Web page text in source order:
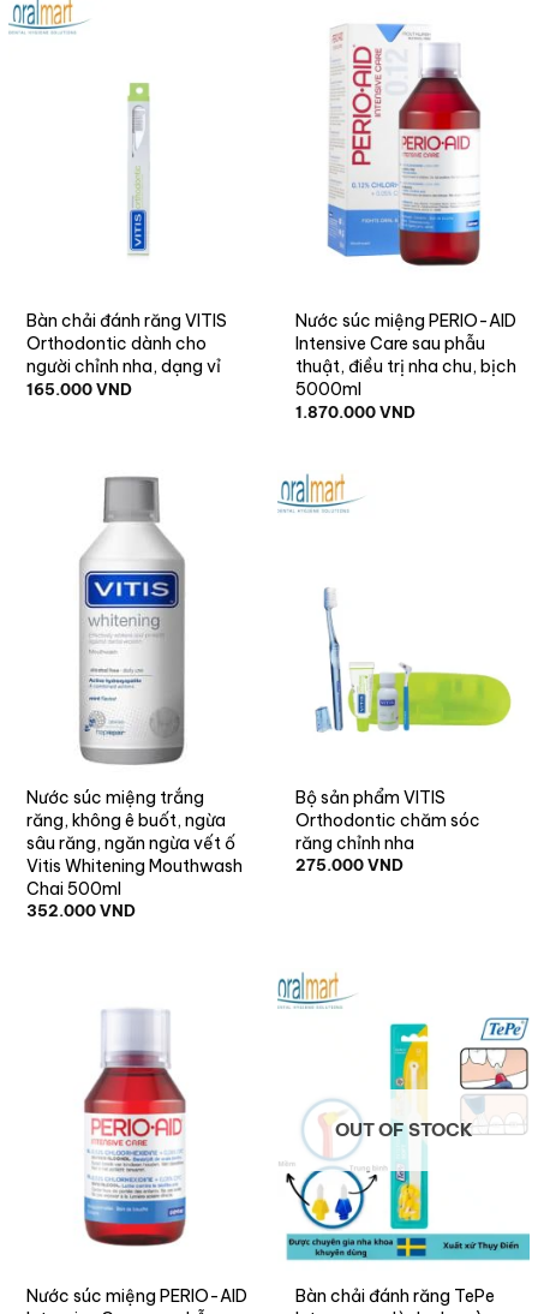
Bàn chải đánh răng VITIS
Orthodontic dành cho
người chỉnh nha, dạng vỉ
165.000VND
Nước súc miệng PERIO-AID
Intensive Care sau phẫu
thuật, điều trị nha chu, bịch
5000ml
1.870.000VND
Nước súc miệng trắng
răng, không ê buốt, ngừa
sâu răng, ngăn ngừa vết ố
Vitis Whitening Mouthwash
Chai 500ml
352.000VND
Bộ sản phẩm VITIS
Orthodontic chăm sóc
răng chỉnh nha
275.000VND
Nước súc miệng PERIO-AID
OUT OF STOCK
Bàn chải đánh răng TePe